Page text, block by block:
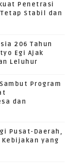
Penetrasi
Stabil dan
206 Tahun
Egi Ajak
Leluhur
Program
dan
Pusat-Daerah,
yang